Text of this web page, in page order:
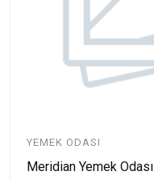
YEMEK ODASI
Meridian Yemek Odası